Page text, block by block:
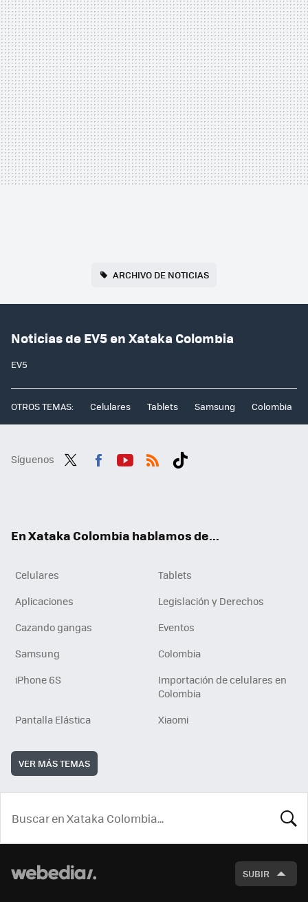
ARCHIVO DE NOTICIAS
Noticias de EV5 en Xataka Colombia
EV5
OTROS TEMAS: Celulares Tablets Samsung Colombia
Síguenos
En Xataka Colombia hablamos de...
Celulares
Tablets
Aplicaciones
Legislación y Derechos
Cazando gangas
Eventos
Samsung
Colombia
iPhone 6S
Importación de celulares en
Colombia
Pantalla Elástica
Xiaomi
VER MÁS TEMAS
SUBIR